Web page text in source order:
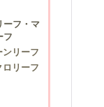
ーフ・マ
フ
ンリーフ
ロリーフ